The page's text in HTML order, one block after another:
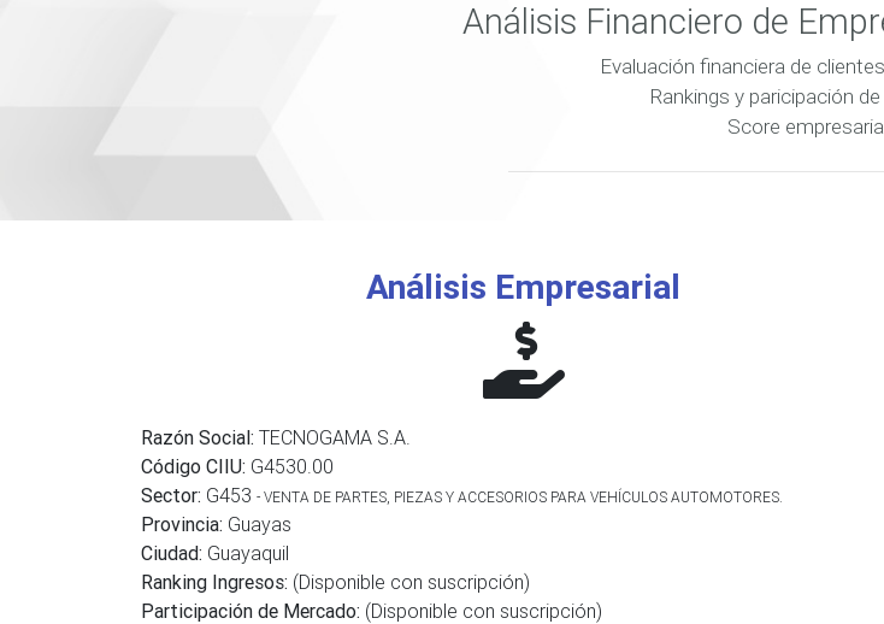
Análisis Financiero de
Evaluación financiera de
Rankings y paricipación
Score
Análisis Empresarial
Razón Social: TECNOGAMA S.A.
Código CIIU: G4530.00
Sector: G453 - VENTA DE PARTES, PIEZAS Y ACCESORIOS PARA VEHÍCULOS AUTOMOTORES.
Provincia: Guayas
Ciudad: Guayaquil
Ranking Ingresos: (Disponible con suscripción)
Participación de Mercado: (Disponible con suscripción)